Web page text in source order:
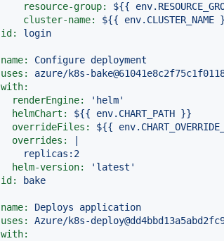
resource-group:
${{
cluster-name:
${{ env.CLUSTER_NAME
id:
login
name: Configure deployment
uses:
azure/k8s-
with:
renderEngine:
'helm'
helmChart:
${{ env.CHART_PATH }}
overrideFiles:
${{
overrides:
helm-version:
'latest'
id:
bake
name: Deploys
application
uses:
Azure/k8s-
with: